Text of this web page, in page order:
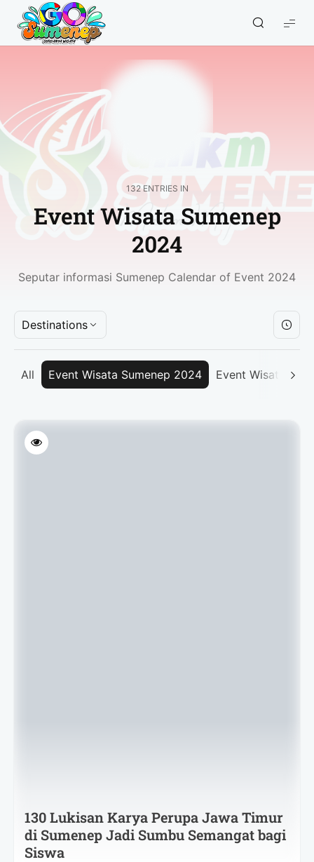
GO
Sumenep
Sumenep
132 ENTRIES IN
Event Wisata Sumenep
2024
Seputar informasi Sumenep Calendar of Event 2024
Destinations
All Event Wisata Sumenep 2024 Event Wisata
130 Lukisan Karya Perupa Jawa Timur
di Sumenep Jadi Sumbu Semangat bagi
Siswa